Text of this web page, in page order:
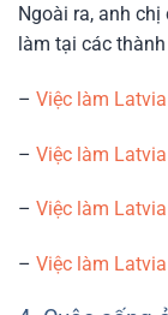
Ngoài ra, anh
làm tại các
– Việc làm
– Việc làm
– Việc làm
– Việc làm